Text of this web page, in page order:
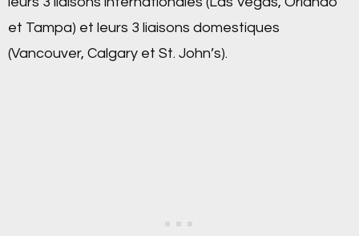
et Tampa) et leurs 3 liaisons domestiques
(Vancouver, Calgary et St. John’s).